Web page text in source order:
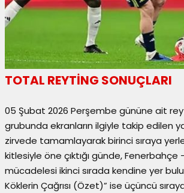
TOTAL REYTİNG SONUÇLARI
05 Şubat 2026 Perşembe gününe ait
grubunda ekranların ilgiyle takip edilen
zirvede tamamlayarak birinci sıraya
kitlesiyle öne çıktığı günde, Fenerbahçe
mücadelesi ikinci sırada kendine yer
Köklerin Çağrısı (Özet)” ise üçüncü